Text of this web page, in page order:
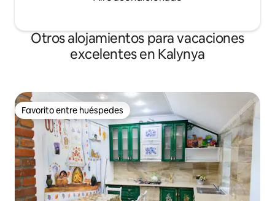
Otros alojamientos para vacaciones
excelentes en Kalynya
Favorito entre huéspedes
Favorito entre huéspedes